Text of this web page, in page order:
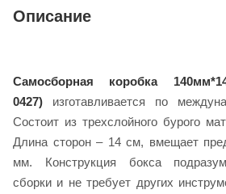
Описание
Самосборная коробка
0427) изготавливается по
Состоит из трехслойного бурого
Длина сторон – 14 см, вмещает
мм. Конструкция бокса
сборки и не требует других